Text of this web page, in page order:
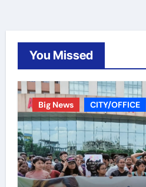
You Missed
Big News CITY/OFFICE